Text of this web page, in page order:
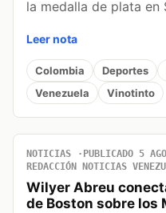
la medalla de plata en
Leer nota
Colombia Deportes
Venezuela
Vinotinto
NOTICIAS PUBLICADO 5
REDACCIÓN NOTICIAS
Wilyer Abreu
de Boston sobre los